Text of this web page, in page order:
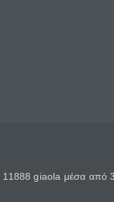
giaola μέσα από 3